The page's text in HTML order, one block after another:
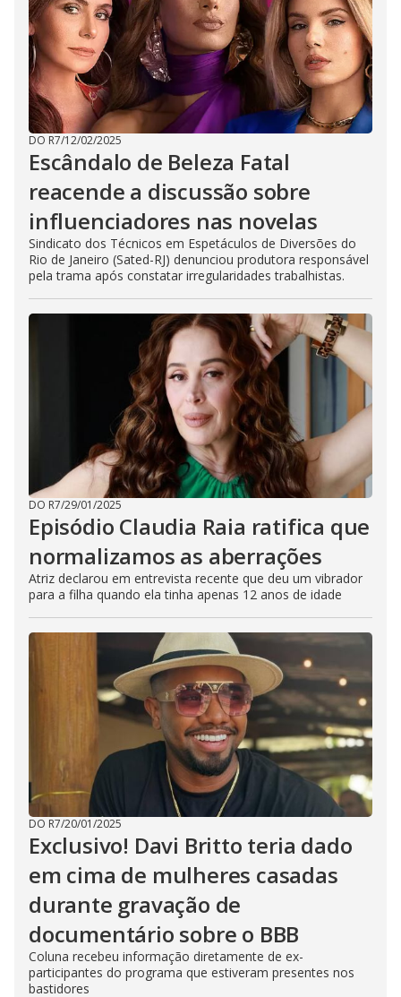
DO R7/12/02/2025
Escândalo de Beleza Fatal
reacende a discussão sobre
influenciadores nas novelas
Sindicato dos Técnicos em Espetáculos de Diversões do
Rio de Janeiro (Sated-RJ) denunciou produtora responsável
pela trama após constatar irregularidades trabalhistas.
DO R7/29/01/2025
Episódio Claudia Raia ratifica que
normalizamos as aberrações
Atriz declarou em entrevista recente que deu um vibrador
para a filha quando ela tinha apenas 12 anos de idade
DO R7/20/01/2025
Exclusivo! Davi Britto teria dado
em cima de mulheres casadas
durante gravação de
documentário sobre o BBB
Coluna recebeu informação diretamente de ex-
participantes do programa que estiveram presentes nos
bastidores